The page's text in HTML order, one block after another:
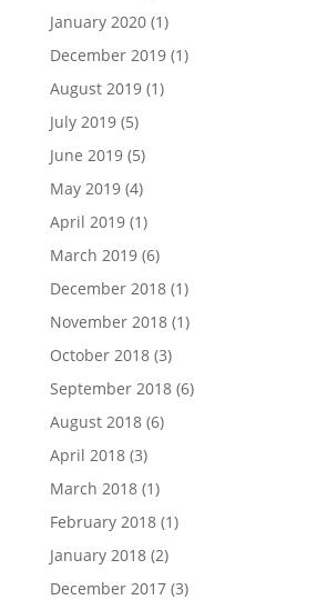
January 2020(1)
December 2019(1)
August 2019(1)
July 2019(5)
June 2019(5)
May 2019(4)
April 2019(1)
March 2019(6)
December 2018(1)
November 2018(1)
October 2018(3)
September 2018(6)
August 2018(6)
April 2018(3)
March 2018(1)
February 2018(1)
January 2018(2)
December 2017(3)